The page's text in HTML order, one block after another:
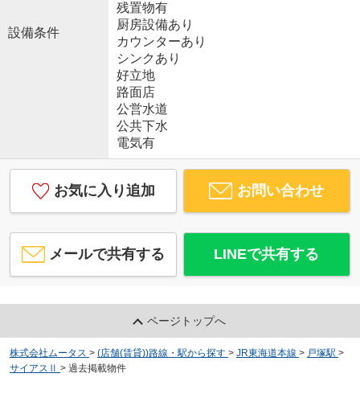
設備条件
残置物有
厨房設備あり
カウンターあり
シンクあり
好立地
路面店
公営水道
公共下水
電気有
お気に入り追加 お問い合わせ
メールで共有する LINEで共有する
ページトップへ
株式会社ムータス > (店舗(賃貸))路線・駅から探す > JR東海道本線 > 戸塚駅 >
サイアスⅡ > 過去掲載物件